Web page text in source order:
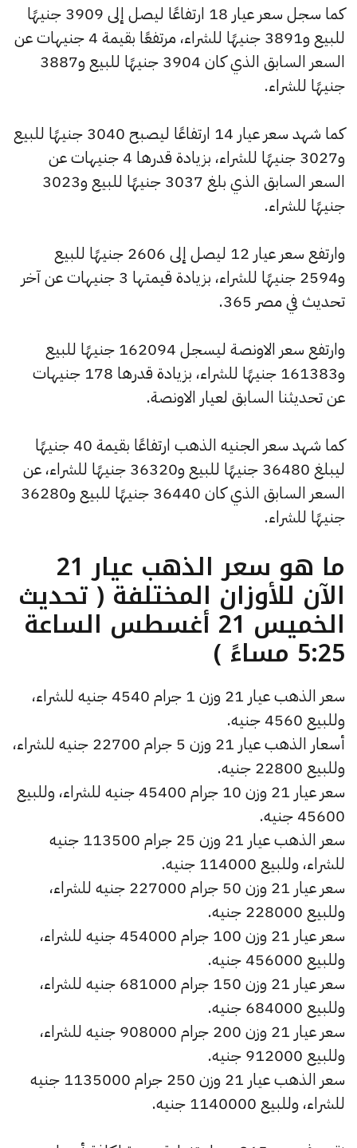
كما سجل سعر عيار 18 ارتفاعًا ليصل إلى 3909 جنيهًا
للبيع و3891 جنيهًا للشراء، مرتفعًا بقيمة 4 جنيهات عن
السعر السابق الذي كان 3904 جنيهًا للبيع و3887
جنيهًا للشراء.
كما شهد سعر عيار 14 ارتفاعًا ليصبح 3040 جنيهًا للبيع
و3027 جنيهًا للشراء، بزيادة قدرها 4 جنيهات عن
السعر السابق الذي بلغ 3037 جنيهًا للبيع و3023
جنيهًا للشراء.
وارتفع سعر عيار 12 ليصل إلى 2606 جنيهًا للبيع
و2594 جنيهًا للشراء، بزيادة قيمتها 3 جنيهات عن آخر
تحديث في مصر 365.
وارتفع سعر الاونصة ليسجل 162094 جنيهًا للبيع
و161383 جنيهًا للشراء، بزيادة قدرها 178 جنيهات
عن تحديثنا السابق لعيار الاونصة.
كما شهد سعر الجنيه الذهب ارتفاعًا بقيمة 40 جنيهًا
ليبلغ 36480 جنيهًا للبيع و36320 جنيهًا للشراء، عن
السعر السابق الذي كان 36440 جنيهًا للبيع و36280
جنيهًا للشراء.
ما هو سعر الذهب عيار 21
الآن للأوزان المختلفة ( تحديث
الخميس 21 أغسطس الساعة
5:25 مساءً )
سعر الذهب عيار 21 وزن 1 جرام 4540 جنيه للشراء،
وللبيع 4560 جنيه.
أسعار الذهب عيار 21 وزن 5 جرام 22700 جنيه للشراء،
وللبيع 22800 جنيه.
سعر عيار 21 وزن 10 جرام 45400 جنيه للشراء، وللبيع
45600 جنيه.
سعر الذهب عيار 21 وزن 25 جرام 113500 جنيه
للشراء، وللبيع 114000 جنيه.
سعر عيار 21 وزن 50 جرام 227000 جنيه للشراء،
وللبيع 228000 جنيه.
سعر عيار 21 وزن 100 جرام 454000 جنيه للشراء،
وللبيع 456000 جنيه.
سعر عيار 21 وزن 150 جرام 681000 جنيه للشراء،
وللبيع 684000 جنيه.
سعر عيار 21 وزن 200 جرام 908000 جنيه للشراء،
وللبيع 912000 جنيه.
سعر الذهب عيار 21 وزن 250 جرام 1135000 جنيه
للشراء، وللبيع 1140000 جنيه.